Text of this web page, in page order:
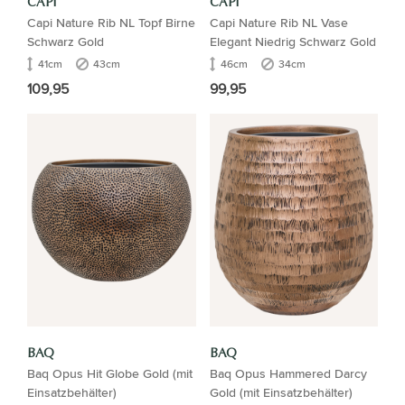
CAPI
Capi Nature Rib NL Topf Birne
Schwarz Gold
41cm 43cm
109,95
CAPI
Capi Nature Rib NL Vase
Elegant Niedrig Schwarz Gold
46cm 34cm
99,95
BAQ
Baq Opus Hit Globe Gold (mit
Einsatzbehälter)
BAQ
Baq Opus Hammered Darcy
Gold (mit Einsatzbehälter)